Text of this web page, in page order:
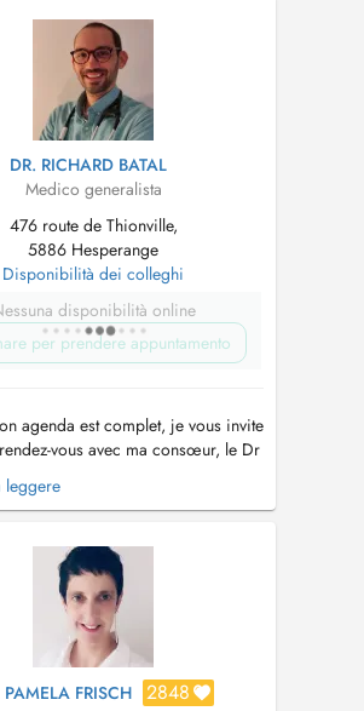
Pour toutes consultations urgentes
DR. RICHARD BATAL
Medico generalista
476 route de Thionville,
5886 Hesperange
Disponibilità dei colleghi
disponibilità online
per prendere appuntamento
agenda est complet, je vous invite
vous avec ma consœur, le Dr
avec qui je partage mon cabinet.
sans rendez-vous cf Doctena
-Accès selon l'ordre d'arrivée
non garan...
leggere
PAMELA FRISCH 2848